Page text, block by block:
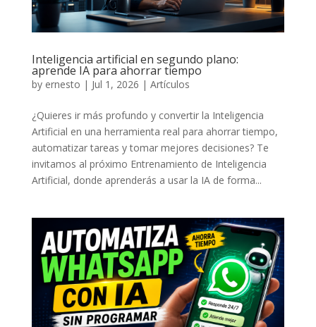
Inteligencia artificial en segundo plano:
aprende IA para ahorrar tiempo
by ernesto | Jul 1, 2026 | Artículos
¿Quieres ir más profundo y convertir la Inteligencia
Artificial en una herramienta real para ahorrar tiempo,
automatizar tareas y tomar mejores decisiones? Te
invitamos al próximo Entrenamiento de Inteligencia
Artificial, donde aprenderás a usar la IA de forma...